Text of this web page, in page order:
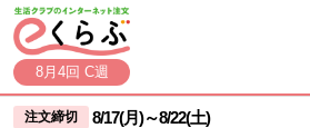
ページの先頭です。
本文へジャンプする。
8月4回 C週
ここからサイト内共通メニューです。
サイト内共通メニューをスキップする
注文締切 8/17(月)～8/22(土)